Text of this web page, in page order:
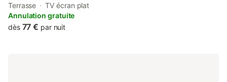
Terrasse
TV écran plat
Annulation gratuite
dès 77 € par nuit